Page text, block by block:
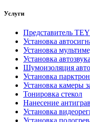
Услуги
Представитель
Установка
Установка
Установка автозвука
Шумоизоляция
Установка
Установка камеры
Тонировка стекол
Нанесение
Установка